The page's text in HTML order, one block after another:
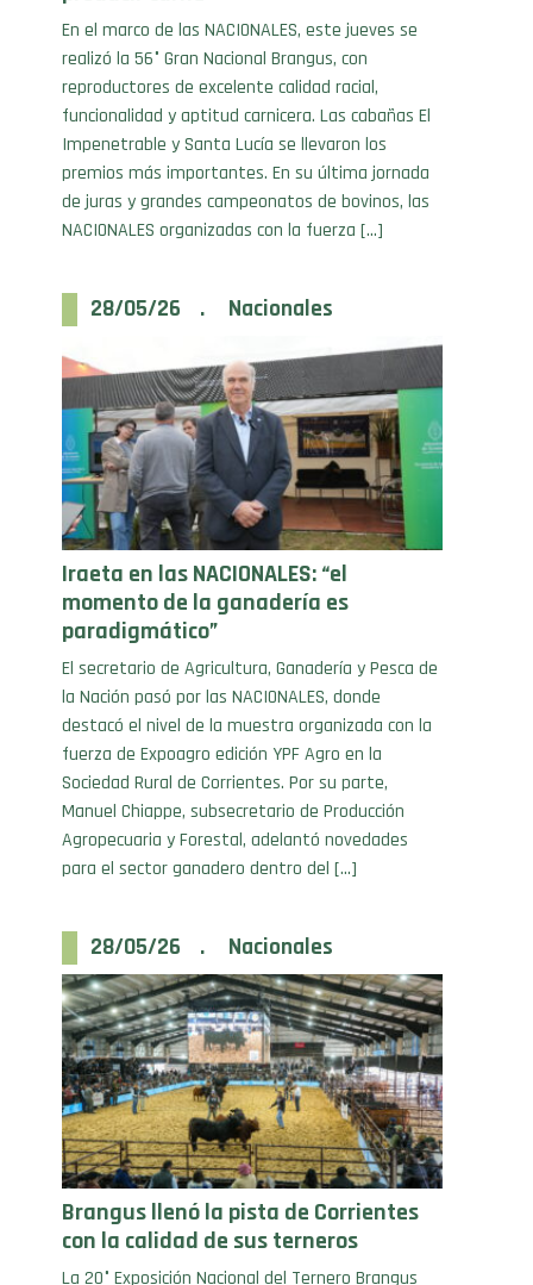
realizó la 56° Gran Nacional Brangus, con
reproductores de excelente calidad racial,
funcionalidad y aptitud carnicera. Las cabañas El
Impenetrable y Santa Lucía se llevaron los
premios más importantes. En su última jornada
de juras y grandes campeonatos de bovinos, las
NACIONALES organizadas con la fuerza […]
Iraeta en las NACIONALES: “el
momento de la ganadería es
paradigmático”
El secretario de Agricultura, Ganadería y Pesca de
la Nación pasó por las NACIONALES, donde
destacó el nivel de la muestra organizada con la
fuerza de Expoagro edición YPF Agro en la
Sociedad Rural de Corrientes. Por su parte,
Manuel Chiappe, subsecretario de Producción
Agropecuaria y Forestal, adelantó novedades
para el sector ganadero dentro del […]
Brangus llenó la pista de Corrientes
con la calidad de sus terneros
La 20° Exposición Nacional del Ternero Brangus
mostró el gran presente de la raza en nuestro